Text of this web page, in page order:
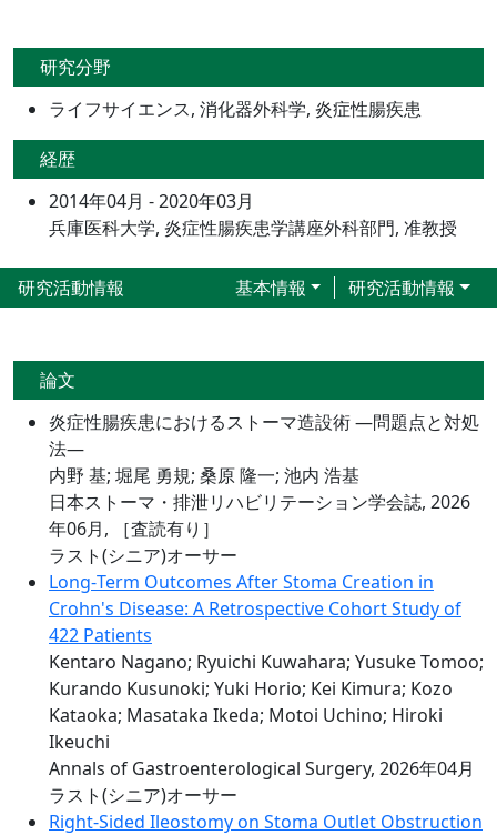
研究分野
ライフサイエンス, 消化器外科学, 炎症性腸疾患
経歴
2014年04月 - 2020年03月
兵庫医科大学, 炎症性腸疾患学講座外科部門, 准教授
研究活動情報 基本情報 研究活動情報
論文
炎症性腸疾患におけるストーマ造設術 ―問題点と対処
法―
内野 基; 堀尾 勇規; 桑原 隆一; 池内 浩基
日本ストーマ・排泄リハビリテーション学会誌, 2026
年06月,
［査読有り］
ラスト(シニア)オーサー
Long‐Term Outcomes After Stoma Creation in
Crohn's Disease: A Retrospective Cohort Study of
422 Patients
Kentaro Nagano; Ryuichi Kuwahara; Yusuke Tomoo;
Kurando Kusunoki; Yuki Horio; Kei Kimura; Kozo
Kataoka; Masataka Ikeda; Motoi Uchino; Hiroki
Ikeuchi
Annals of Gastroenterological Surgery, 2026年04月
ラスト(シニア)オーサー
Right-Sided Ileostomy on Stoma Outlet Obstruction